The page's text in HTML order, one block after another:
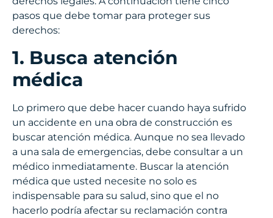
pasos que debe tomar para proteger sus
derechos:
1. Busca atención
médica
Lo primero que debe hacer cuando haya sufrido
un accidente en una obra de construcción es
buscar atención médica. Aunque no sea llevado
a una sala de emergencias, debe consultar a un
médico inmediatamente. Buscar la atención
médica que usted necesite no solo es
indispensable para su salud, sino que el no
hacerlo podría afectar su reclamación contra